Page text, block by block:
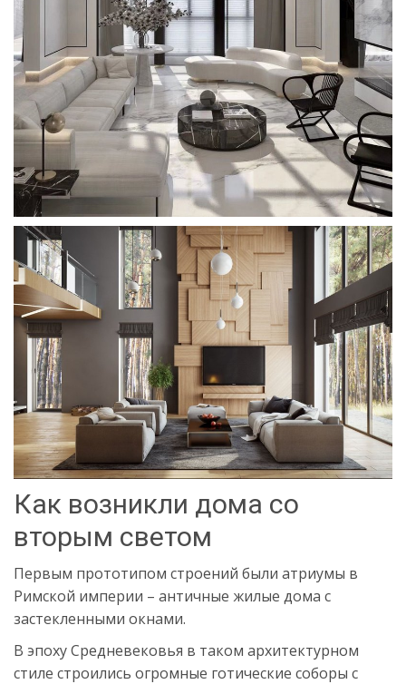
Как возникли дома со
вторым светом
Первым прототипом строений были атриумы в
Римской империи – античные жилые дома с
застекленными окнами.
В эпоху Средневековья в таком архитектурном
стиле строились огромные готические соборы с